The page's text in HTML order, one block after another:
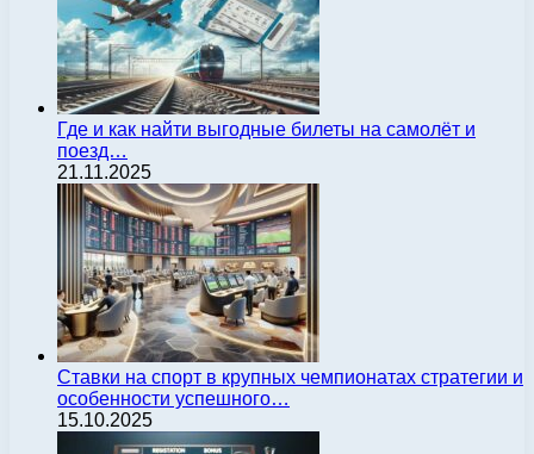
Где и как найти выгодные билеты на самолёт и
поезд…
21.11.2025
Ставки на спорт в крупных чемпионатах стратегии и
особенности успешного…
15.10.2025